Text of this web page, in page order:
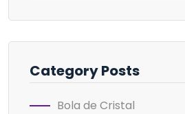
Category Posts
Bola de Cristal